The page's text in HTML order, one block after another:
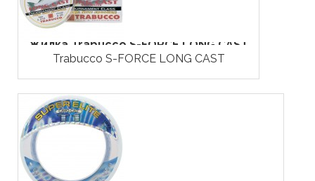
Жилка Trabucco S-FORCE LONG CAST
Trabucco S-FORCE LONG CAST